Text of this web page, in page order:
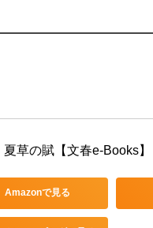
草の賦【文春e-Books】
Amazonで見る